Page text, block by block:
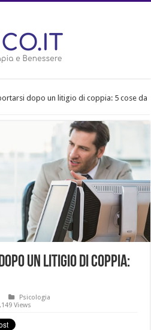
dopo un litigio di coppia: 5 cose da
un litigio di coppia:
Psicologia
Views